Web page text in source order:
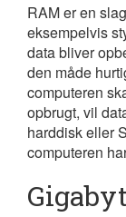
RAM er en
eksempelvis
data bliver
den måde
computeren
opbrugt, vil
harddisk eller
computeren